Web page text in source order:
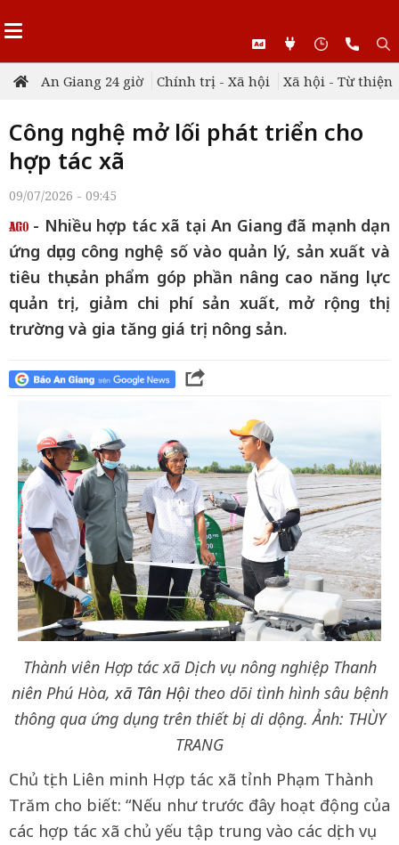
An Giang 24 giờ Chính trị - Xã hội Xã hội - Từ thiện
Công nghệ mở lối phát triển cho
hợp tác xã
09/07/2026 - 09:45
- Nhiều hợp tác xã tại An Giang đã mạnh dạn
ứng dụng công nghệ số vào quản lý, sản xuất và
tiêu thụ sản phẩm góp phần nâng cao năng lực
quản trị, giảm chi phí sản xuất, mở rộng thị
trường và gia tăng giá trị nông sản.
Thành viên Hợp tác xã Dịch vụ nông nghiệp Thanh
niên Phú Hòa,xã Tân Hội theo dõi tình hình sâu bệnh
thông qua ứng dụng trên thiết bị di dộng. Ảnh: THÙY
TRANG
Chủ tịch Liên minh Hợp tác xã tỉnh Phạm Thành
Trăm cho biết: “Nếu như trước đây hoạt động của
các hợp tác xã chủ yếu tập trung vào các dịch vụ